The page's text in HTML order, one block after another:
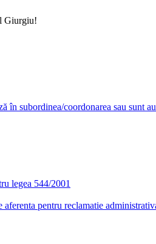
Giurgiu!
în subordinea/coordonarea sau sunt
legea 544/2001
pentru reclamatie